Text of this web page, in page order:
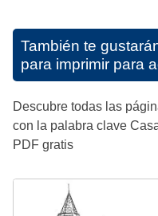
También te
para imprimir para
Descubre todas las
con la palabra clave
PDF gratis